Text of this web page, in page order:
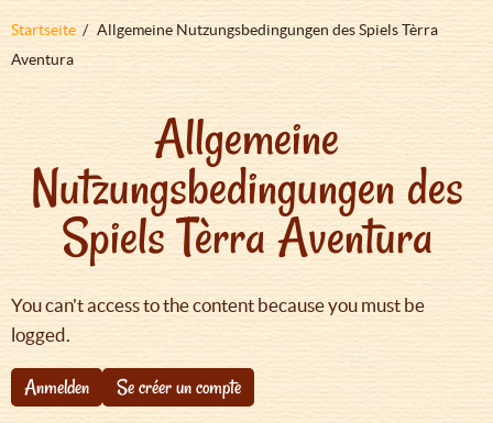
Pfadnavigation
Startseite
Allgemeine Nutzungsbedingungen des Spiels Tèrra
Aventura
Allgemeine
Nutzungsbedingungen des
Spiels Tèrra Aventura
You can't access to the content because you must be
logged.
Anmelden
Se créer un compte